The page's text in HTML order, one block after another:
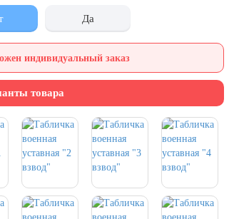
Да
индивидуальный заказ
товара